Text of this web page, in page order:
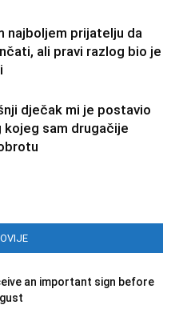
najboljem prijatelju da
ali pravi razlog bio je
dječak mi je postavio
kojeg sam drugačije
an important sign before